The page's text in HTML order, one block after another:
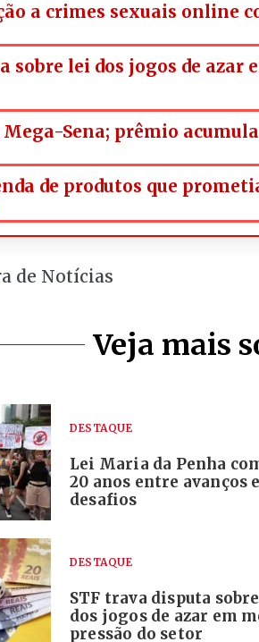
a crimes sexuais online
sobre lei dos jogos de azar
Sena; prêmio
de produtos que
de Notícias
Veja mais
DESTAQUE
Lei Maria da Penha
20 anos entre avanços e
desafios
DESTAQUE
STF trava disputa
dos jogos de azar em
pressão do setor